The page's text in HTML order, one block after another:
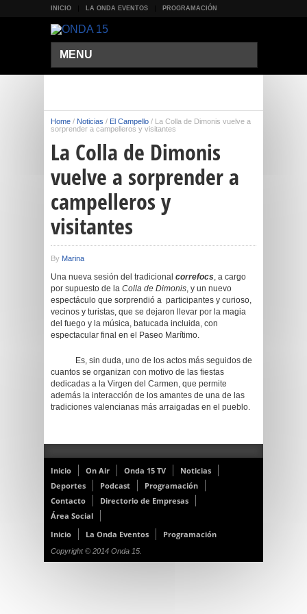
INICIO LA ONDA EVENTOS PROGRAMACIÓN
MENU
Home / Noticias / El Campello / La Colla de Dimonis vuelve a
sorprender a campelleros y visitantes
La Colla de Dimonis
vuelve a sorprender a
campelleros y
visitantes
By Marina
Una nueva sesión del tradicional correfocs, a cargo
por supuesto de la Colla de Dimonis, y un nuevo
espectáculo que sorprendió a participantes y curioso,
vecinos y turistas, que se dejaron llevar por la magia
del fuego y la música, batucada incluida, con
espectacular final en el Paseo Marítimo.
Es, sin duda, uno de los actos más seguidos de
cuantos se organizan con motivo de las fiestas
dedicadas a la Virgen del Carmen, que permite
además la interacción de los amantes de una de las
tradiciones valencianas más arraigadas en el pueblo.
Inicio On Air Onda 15 TV
Noticias
Deportes
Podcast
Programación
Contacto
Directorio de Empresas
Área Social
Inicio
La Onda Eventos Programación
Copyright © 2014 Onda 15.